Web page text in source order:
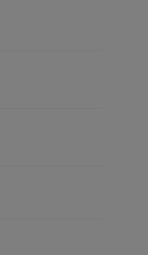
HD of HD